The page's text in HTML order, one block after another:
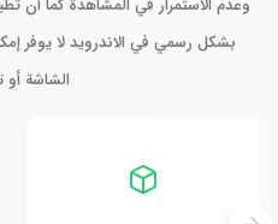
وعدم الاستمرار في المشاهدة كما أن
بشكل رسمي في الاندرويد لا يوفر
الشاشة